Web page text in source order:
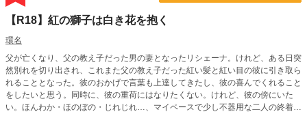
【R18】紅の獅子は白き花を抱く
環名
父が亡くなり、父の教え子だった男の妻となったリシェーナ。けれど、ある日突
然別れを切り出され、これまた父の教え子だった紅い髪と紅い目の彼に引き取ら
れることとなった。彼のおかげで言葉も上達してきたし、彼の喜んでくれること
をしたいと思う。同時に、彼の重荷にはなりたくない。けれど、彼の傍にいた
い。ほんわか・ほのぼの・じれじれ…、マイペースで少し不器用な二人の終着点